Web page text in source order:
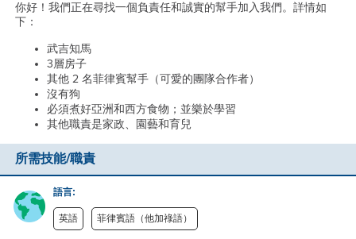
你好！我們正在尋找一個負責任和誠實的幫手加入我們。詳情如
下：
武吉知馬
3層房子
其他 2 名菲律賓幫手（可愛的團隊合作者）
沒有狗
必須煮好亞洲和西方食物；並樂於學習
其他職責是家政、園藝和育兒
所需技能/職責
語言:
英語 菲律賓語（他加祿語）